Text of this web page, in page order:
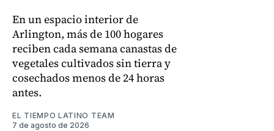
En un espacio interior de
Arlington, más de 100 hogares
reciben cada semana canastas de
vegetales cultivados sin tierra y
cosechados menos de 24 horas
antes.
EL TIEMPO LATINO TEAM
7 de agosto de 2026